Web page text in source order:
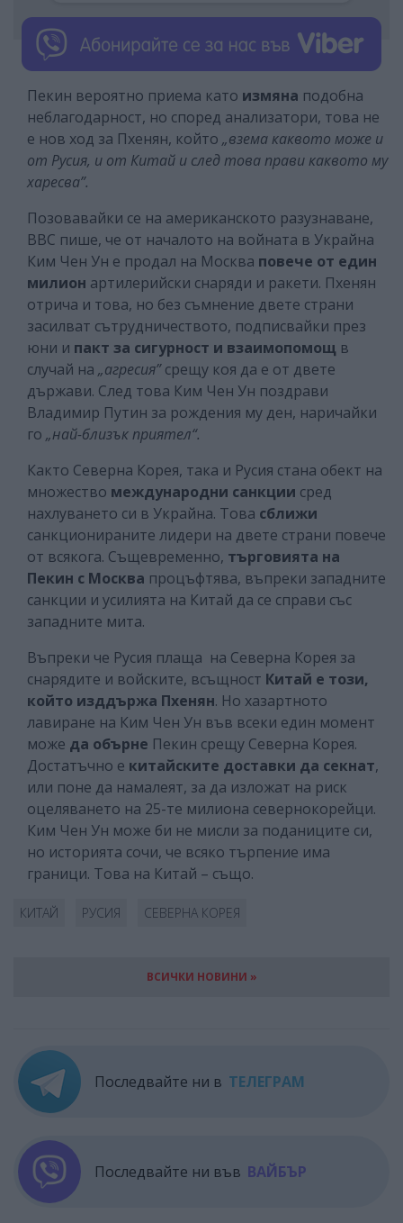
Пекин вероятно приема като измяна подобна
неблагодарност, но според анализатори, това не
е нов ход за Пхенян, който „взема каквото може и
от Русия, и от Китай и след това прави каквото му
харесва”.
Позовавайки се на американското разузнаване,
ВВС пише, че от началото на войната в Украйна
Ким Чен Ун е продал на Москва повече от един
милион артилерийски снаряди и ракети. Пхенян
отрича и това, но без съмнение двете страни
засилват сътрудничеството, подписвайки през
юни и пакт за сигурност и взаимопомощ в
случай на „агресия”срещу коя да е от двете
държави. След това Ким Чен Ун поздрави
Владимир Путин за рождения му ден, наричайки
го „най-близък приятел“.
Както Северна Корея, така и Русия стана обект на
множество международни санкции сред
нахлуването си в Украйна. Това сближи
санкционираните лидери на двете страни повече
от всякога. Същевременно, търговията на
Пекин с Москва процъфтява, въпреки западните
санкции и усилията на Китай да се справи със
западните мита.
Въпреки че Русия плаща на Северна Корея за
снарядите и войските, всъщност Китай е този,
който изддържа Пхенян. Но хазартното
лавиране на Ким Чен Ун във всеки един момент
може да обърне Пекин срещу Северна Корея.
Достатъчно е китайските доставки да секнат,
или поне да намалеят, за да изложат на риск
оцеляването на 25-те милиона севернокорейци.
Ким Чен Ун може би не мисли за поданиците си,
но историята сочи, че всяко търпение има
граници. Това на Китай – също.
КИТАЙ РУСИЯ СЕВЕРНА КОРЕЯ
ВСИЧКИ НОВИНИ »
Последвайте ни в ТЕЛЕГРАМ
Последвайте ни във ВАЙБЪР